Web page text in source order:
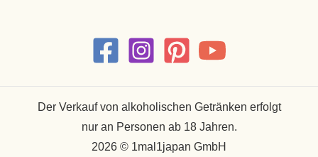
Der Verkauf von alkoholischen Getränken erfolgt
nur an Personen ab 18 Jahren.
2026 © 1mal1japan GmbH